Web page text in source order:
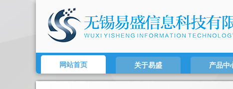
网站首页 关于易盛 产品中